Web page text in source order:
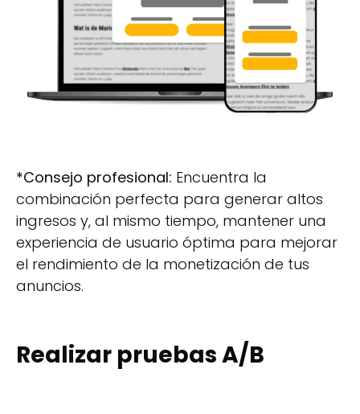
*Consejo profesional: Encuentra la
combinación perfecta para generar altos
ingresos y, al mismo tiempo, mantener una
experiencia de usuario óptima para mejorar
el rendimiento de la monetización de tus
anuncios.
Realizar pruebas A/B